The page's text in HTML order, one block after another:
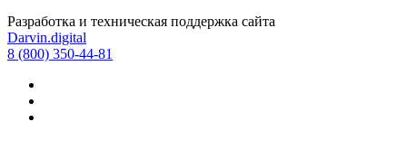
Разработка и техническая поддержка сайта
Darvin.digital
8 (800) 350-44-81